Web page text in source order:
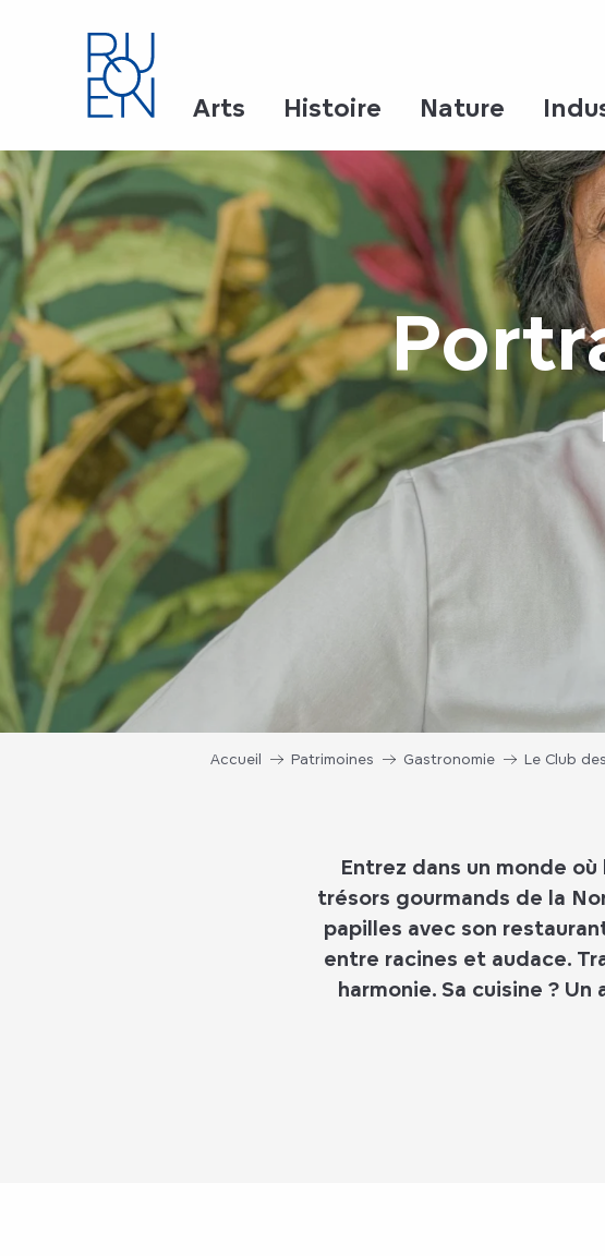
Arts Histoire Nature
Accueil Patrimoines Gastronomie Le Club
Entrez dans un monde
trésors gourmands de la
papilles avec son
entre racines et audace.
harmonie. Sa cuisine ?